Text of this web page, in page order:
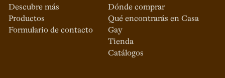
Descubre más
Productos
Formulario de contacto
Dónde comprar
Qué encontrarás en Casa
Gay
Tienda
Catálogos